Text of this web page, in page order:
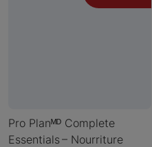
Pro Planᴹᴰ Complete
Essentials – Nourriture